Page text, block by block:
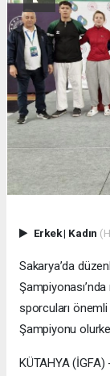
Erkek| Kadın
Sakarya’da
sporcuları
Şampiyonu
KÜTAHYA